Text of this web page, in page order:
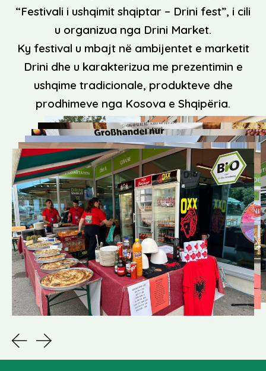
“Festivali i ushqimit shqiptar – Drini fest”, i cili
u organizua nga Drini Market.
Ky festival u mbajt në ambijentet e marketit
Drini dhe u karakterizua me prezentimin e
ushqime tradicionale, produkteve dhe
prodhimeve nga Kosova e Shqipëria.